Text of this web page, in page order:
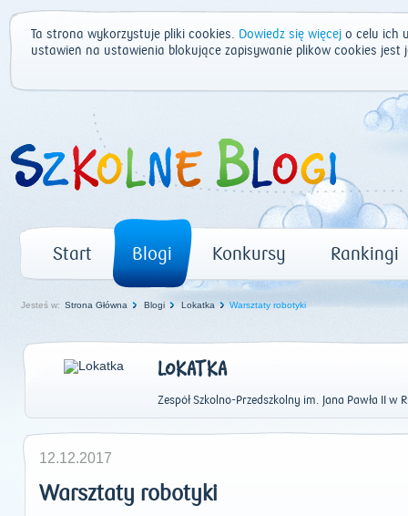
Ta strona wykorzystuje pliki cookies. Dowiedz się więcej o celu ich
ustawień na ustawienia blokujące zapisywanie plików cookies
Start Blogi Konkursy Rankingi
Jesteś w: Strona Główna Blogi Lokatka Warsztaty robotyki
LOKATKA
Zespół Szkolno-Przedszkolny im. Jana Pawła II w
12.12.2017
Warsztaty robotyki